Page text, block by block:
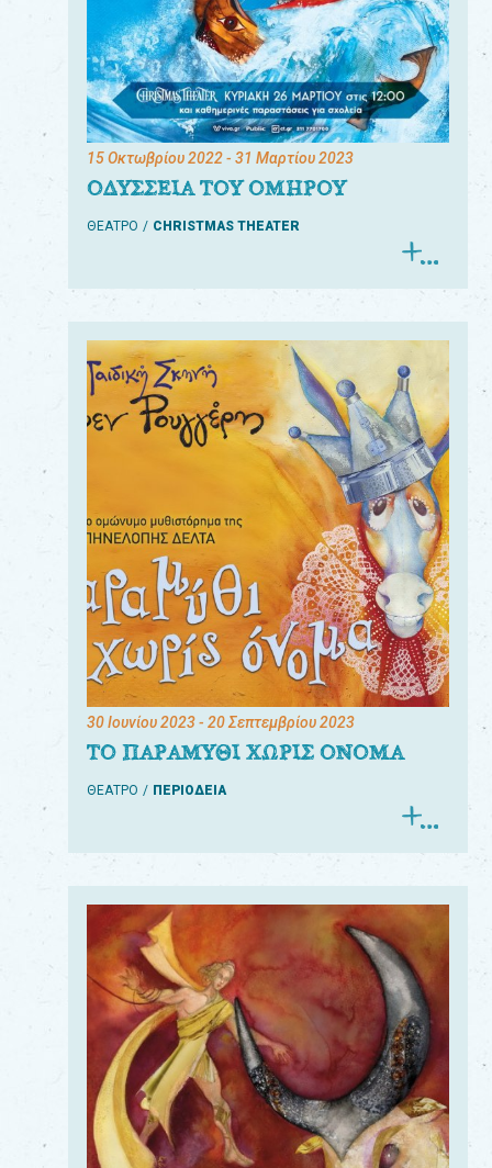
15 Οκτωβρίου 2022- 31 Μαρτίου 2023
ΟΔΥΣΣΕΙΑ ΤΟΥ ΟΜΗΡΟΥ
ΘΕΑΤΡΟ CHRISTMAS THEATER
30 Ιουνίου 2023- 20 Σεπτεμβρίου 2023
ΤΟ ΠΑΡΑΜΥΘΙ ΧΩΡΙΣ ΟΝΟΜΑ
ΘΕΑΤΡΟ ΠΕΡΙΟΔΕΙΑ